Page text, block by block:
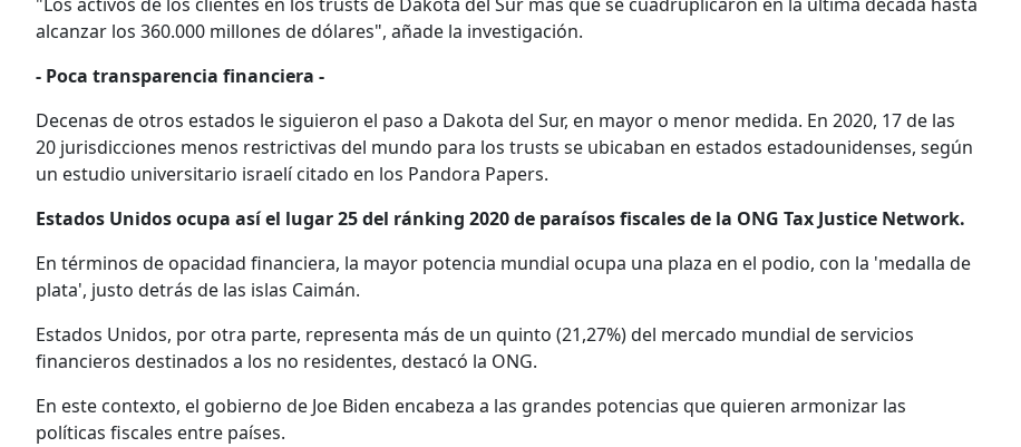
"Los activos de los clientes en los trusts de Dakota del Sur más que se cuadruplicaron en la última década hasta
alcanzar los 360.000 millones de dólares", añade la investigación.
- Poca transparencia financiera -
Decenas de otros estados le siguieron el paso a Dakota del Sur, en mayor o menor medida. En 2020, 17 de las
20 jurisdicciones menos restrictivas del mundo para los trusts se ubicaban en estados estadounidenses, según
un estudio universitario israelí citado en los Pandora Papers.
Estados Unidos ocupa así el lugar 25 del ránking 2020 de paraísos fiscales de la ONG Tax Justice Network.
En términos de opacidad financiera, la mayor potencia mundial ocupa una plaza en el podio, con la 'medalla de
plata', justo detrás de las islas Caimán.
Estados Unidos, por otra parte, representa más de un quinto (21,27%) del mercado mundial de servicios
financieros destinados a los no residentes, destacó la ONG.
En este contexto, el gobierno de Joe Biden encabeza a las grandes potencias que quieren armonizar las
políticas fiscales entre países.